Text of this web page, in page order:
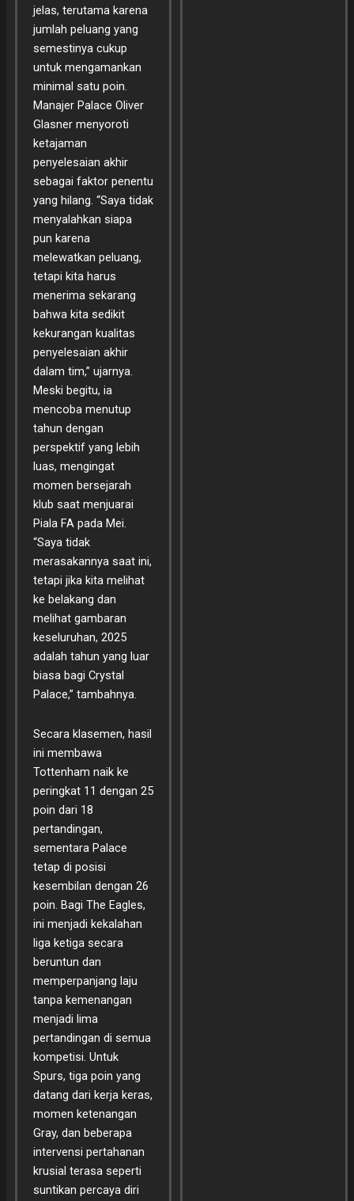
jelas, terutama karena
jumlah peluang yang
semestinya cukup
untuk mengamankan
minimal satu poin.
Manajer Palace Oliver
Glasner menyoroti
ketajaman
penyelesaian akhir
sebagai faktor penentu
yang hilang. “Saya tidak
menyalahkan siapa
pun karena
melewatkan peluang,
tetapi kita harus
menerima sekarang
bahwa kita sedikit
kekurangan kualitas
penyelesaian akhir
dalam tim,” ujarnya.
Meski begitu, ia
mencoba menutup
tahun dengan
perspektif yang lebih
luas, mengingat
momen bersejarah
klub saat menjuarai
Piala FA pada Mei.
“Saya tidak
merasakannya saat ini,
tetapi jika kita melihat
ke belakang dan
melihat gambaran
keseluruhan, 2025
adalah tahun yang luar
biasa bagi Crystal
Palace,” tambahnya.
Secara klasemen, hasil
ini membawa
Tottenham naik ke
peringkat 11 dengan 25
poin dari 18
pertandingan,
sementara Palace
tetap di posisi
kesembilan dengan 26
poin. Bagi The Eagles,
ini menjadi kekalahan
liga ketiga secara
beruntun dan
memperpanjang laju
tanpa kemenangan
menjadi lima
pertandingan di semua
kompetisi. Untuk
Spurs, tiga poin yang
datang dari kerja keras,
momen ketenangan
Gray, dan beberapa
intervensi pertahanan
krusial terasa seperti
suntikan percaya diri